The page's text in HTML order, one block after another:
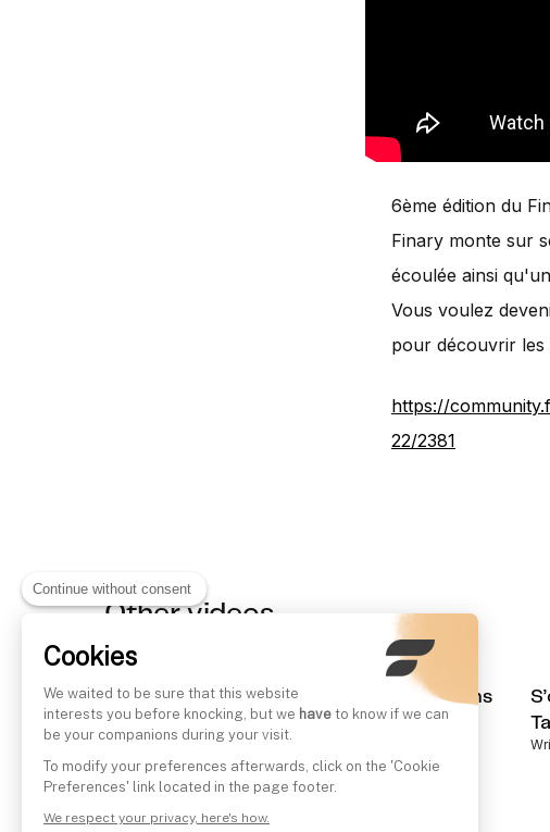
Continue without consent
Cookies
We waited to be sure that this website
interests you before knocking, but we have to know if we can
be your companions during your visit.
To modify your preferences afterwards, click on the 'Cookie
Preferences' link located in the page footer.
We respect your privacy, here's how.
6ème édition du
Finary monte sur
écoulée ainsi
Vous voulez
pour découvrir les
https://
22/2381
Other videos
Finary Talk #2 - Partir à la retraite à 30 ans
Written by Mounir Laggoune